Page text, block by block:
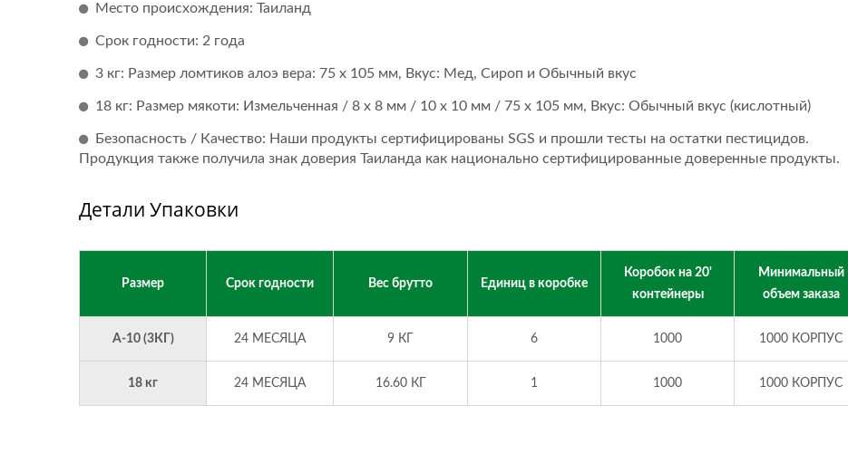
Место происхождения: Таиланд
Срок годности: 2 года
3 кг: Размер ломтиков алоэ вера: 75 x 105 мм, Вкус: Мед, Сироп и Обычный вкус
18 кг: Размер мякоти: Измельченная / 8 x 8 мм / 10 x 10 мм / 75 x 105 мм, Вкус: Обычный вкус (кислотный)
Безопасность / Качество: Наши продукты сертифицированы SGS и прошли тесты на остатки пестицидов.
Продукция также получила знак доверия Таиланда как национально сертифицированные доверенные продукты.
Детали Упаковки
Размер Срок годности Вес брутто Единиц в коробке
Коробок на 20'
контейнеры
Минимальный
объем заказа
A-10 (3КГ) 24 МЕСЯЦА 9 КГ 6 1000 1000 КОРПУС
18 кг 24 МЕСЯЦА 16.60 КГ 1 1000 1000 КОРПУС